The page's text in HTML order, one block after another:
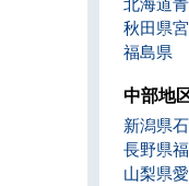
秋田県
福島県
中部地
新潟県
長野県
山梨県